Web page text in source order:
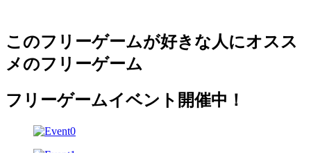
このフリーゲームが好きな人にオスス
メのフリーゲーム
フリーゲームイベント開催中！